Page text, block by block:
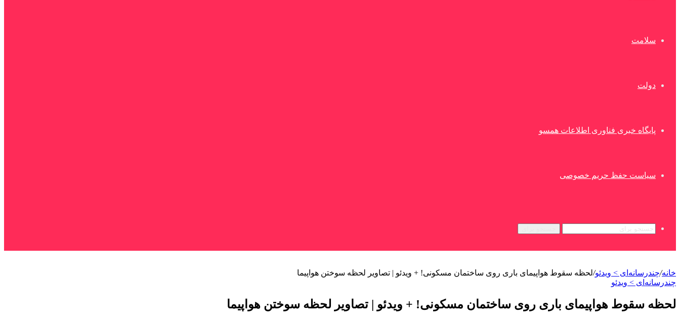
سلامت
دولت
پایگاه خبری فناوری اطلاعات همسو
سیاست حفظ حریم خصوصی
خانه/چندرسانه‌ای > ویدئو/لحظه سقوط هواپیمای باری روی ساختمان مسکونی! + ویدئو | تصاویر لحظه سوختن هواپیما
چندرسانه‌ای > ویدئو
لحظه سقوط هواپیمای باری روی ساختمان مسکونی! + ویدئو | تصاویر لحظه سوختن هواپیما